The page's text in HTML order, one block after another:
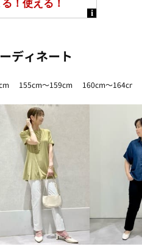
ディネート
155cm～159cm 160cm～164cm